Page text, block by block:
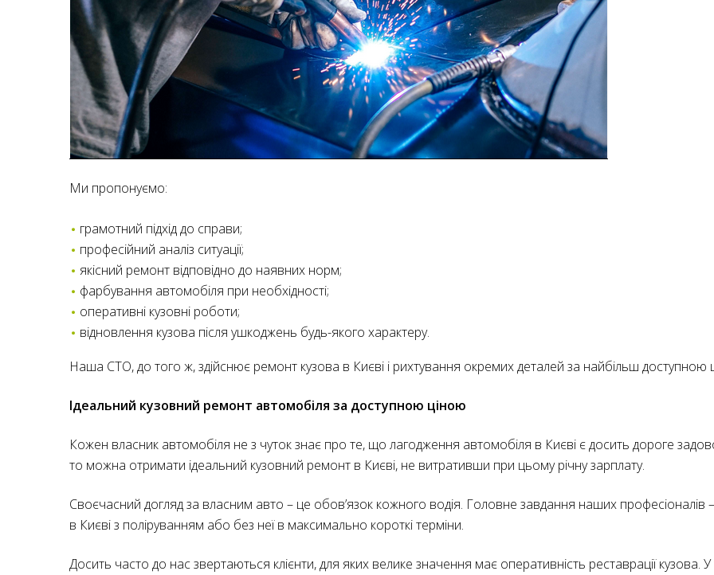
Ми пропонуємо:
грамотний підхід до справи;
професійний аналіз ситуації;
якісний ремонт відповідно до наявних норм;
фарбування автомобіля при необхідності;
оперативні кузовні роботи;
відновлення кузова після ушкоджень будь-якого характеру.
Наша СТО, до того ж, здійснює ремонт кузова в Києві і рихтування окремих деталей за найбільш доступною
Ідеальний кузовний ремонт автомобіля за доступною ціною
Кожен власник автомобіля не з чуток знає про те, що лагодження автомобіля в Києві є досить дороге
то можна отримати ідеальний кузовний ремонт в Києві, не витративши при цьому річну зарплату.
Своєчасний догляд за власним авто – це обов’язок кожного водія. Головне завдання наших професіоналів
в Києві з поліруванням або без неї в максимально короткі терміни.
Досить часто до нас звертаються клієнти, для яких велике значення має оперативність реставрації кузова.